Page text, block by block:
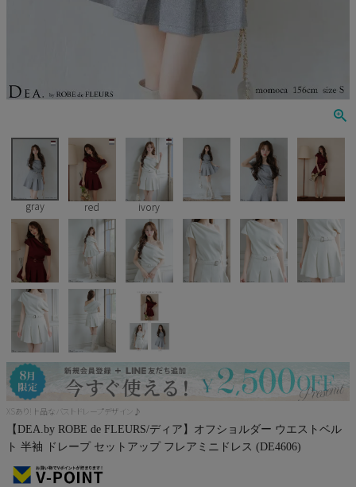
JENNNY
COMEX
Rechercher
Pleaser
gray red ivory
XSあり!上品なバストドレープデザイン♪
【DEA.by ROBE de FLEURS/ディア】オフショルダー ウエストベル
ト 半袖 ドレープ セットアップ フレアミニドレス (DE4606)